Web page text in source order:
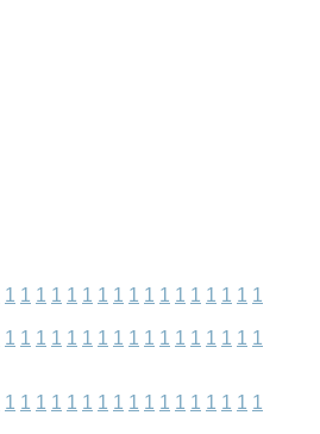
1 1 1 1 1 1 1 1 1 1 1 1 1 1 1 1 1
1 1 1 1 1 1 1 1 1 1 1 1 1 1 1 1 1
1 1 1 1 1 1 1 1 1 1 1 1 1 1 1 1 1